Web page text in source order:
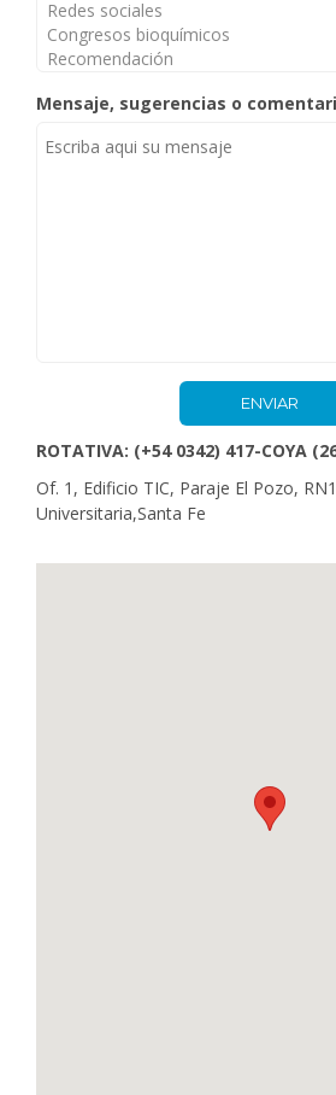
Mensaje, sugerencias o
ROTATIVA: (+54 0342) 417-COYA
Of. 1, Edificio TIC, Paraje El Pozo,
Universitaria,Santa Fe